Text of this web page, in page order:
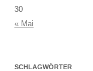
30
« Mai
SCHLAGWÖRTER